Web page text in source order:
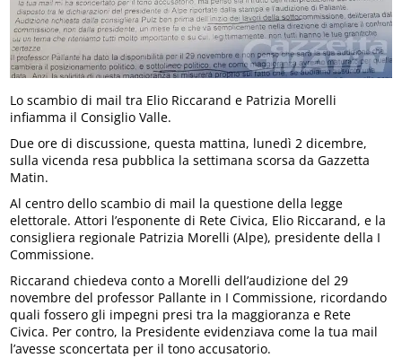
Lo scambio di mail tra Elio Riccarand e Patrizia Morelli
infiamma il Consiglio Valle.
Due ore di discussione, questa mattina, lunedì 2 dicembre,
sulla vicenda resa pubblica la settimana scorsa da Gazzetta
Matin.
Al centro dello scambio di mail la questione della legge
elettorale. Attori l’esponente di Rete Civica, Elio Riccarand, e la
consigliera regionale Patrizia Morelli (Alpe), presidente della I
Commissione.
Riccarand chiedeva conto a Morelli dell’audizione del 29
novembre del professor Pallante in I Commissione, ricordando
quali fossero gli impegni presi tra la maggioranza e Rete
Civica. Per contro, la Presidente evidenziava come la tua mail
l’avesse sconcertata per il tono accusatorio.